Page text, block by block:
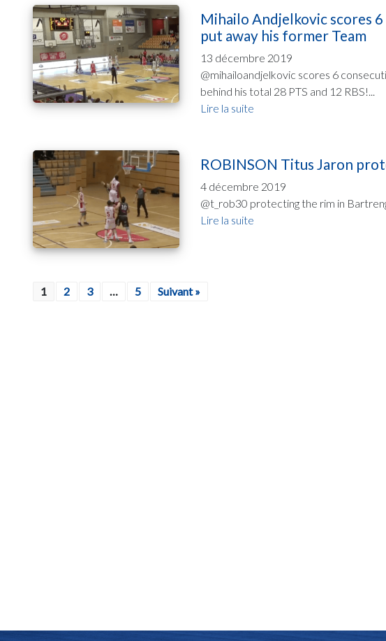
Mihailo Andjelkovic scores
put away his former Team
13 décembre 2019
@mihailoandjelkovic scores 6
behind his total 28 PTS and 12 RBS!...
Lire la suite
ROBINSON Titus Jaron
4 décembre 2019
@t_rob30 protecting the rim in
Lire la suite
1 2 3 … 5 Suivant »